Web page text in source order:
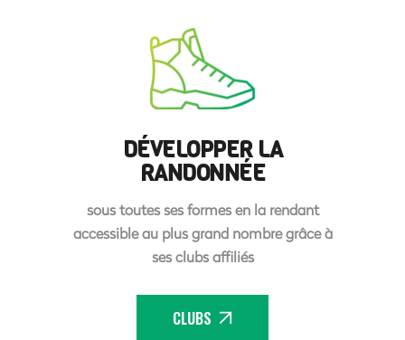
DÉVELOPPER LA
RANDONNÉE
sous toutes ses formes en la rendant
accessible au plus grand nombre grâce à
ses clubs affiliés
CLUBS